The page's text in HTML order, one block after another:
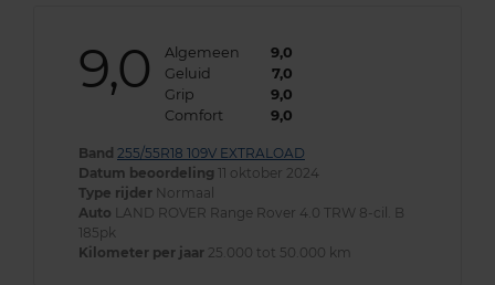
9,0 Algemeen
9,0
Geluid
7,0
Grip
9,0
Comfort
9,0
Band 255/55R18 109V EXTRALOAD
Datum beoordeling 11 oktober 2024
Type rijder Normaal
Auto
LAND ROVER Range Rover 4.0 TRW 8-cil. B
185pk
Kilometer per jaar 25.000 tot 50.000 km